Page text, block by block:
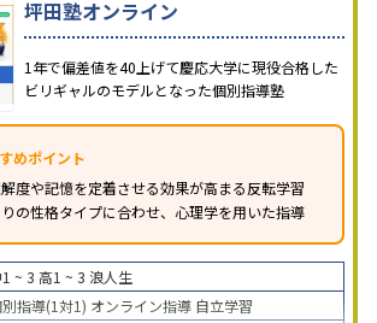
坪田塾オンライン
1年で偏差値を40上げて慶応大学に現役合格した
ビリギャルのモデルとなった個別指導塾
めポイント
度や記憶を定着させる効果が高まる反転学習
の性格タイプに合わせ、心理学を用いた指導
~ 3 高1 ~ 3 浪人生
指導(1対1) オンライン指導 自立学習